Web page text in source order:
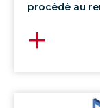
procédé au